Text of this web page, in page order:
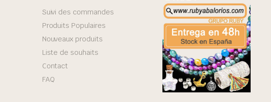
Suivi des commandes
Produits Populaires
Nouveaux produits
Liste de souhaits
Contact
FAQ